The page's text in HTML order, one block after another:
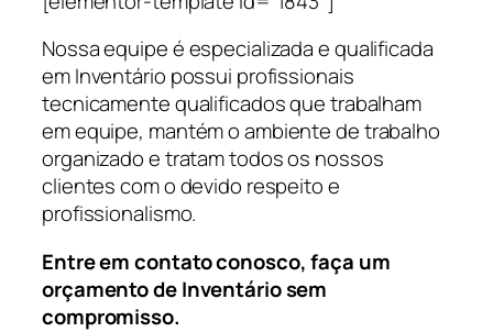
Nossa equipe é especializada e qualificada
em Inventário possui profissionais
tecnicamente qualificados que trabalham
em equipe, mantém o ambiente de trabalho
organizado e tratam todos os nossos
clientes com o devido respeito e
profissionalismo.
Entre em contato conosco, faça um
orçamento de Inventário sem
compromisso.